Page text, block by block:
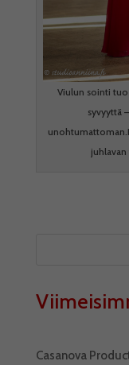
Viulun sointi tuo
syvyyttä
Casanova